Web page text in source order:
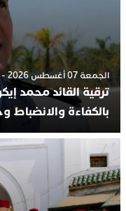
الجمعة 07 أغسطس 2026 - 4:04
ترقية القائد محمد
بالكفاءة والانضباط